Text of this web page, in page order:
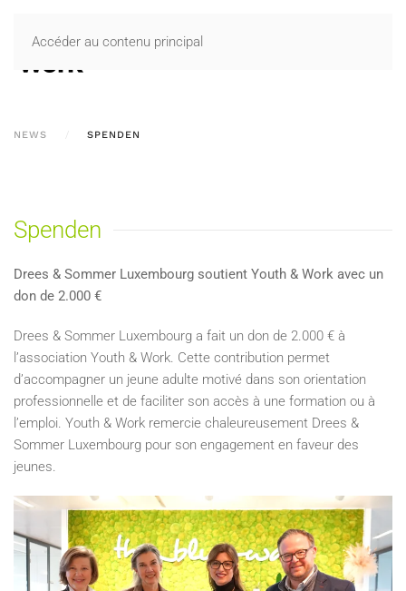
Accéder au contenu principal
NEWS SPENDEN
Spenden
Drees & Sommer Luxembourg soutient Youth & Work avec un
don de 2.000 €
Drees & Sommer Luxembourg a fait un don de 2.000 € à
l’association Youth & Work. Cette contribution permet
d’accompagner un jeune adulte motivé dans son orientation
professionnelle et de faciliter son accès à une formation ou à
l’emploi. Youth & Work remercie chaleureusement Drees &
Sommer Luxembourg pour son engagement en faveur des
jeunes.